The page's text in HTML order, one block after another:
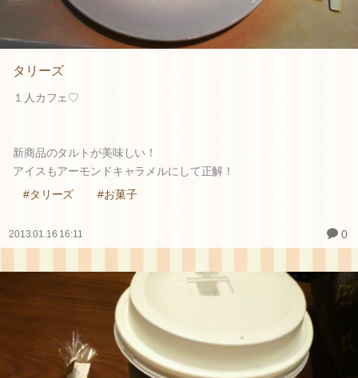
タリーズ
１人カフェ♡
新商品のタルトが美味しい！
アイスもアーモンドキャラメルにして正解！
#タリーズ
#お菓子
2013.01.16 16:11 0